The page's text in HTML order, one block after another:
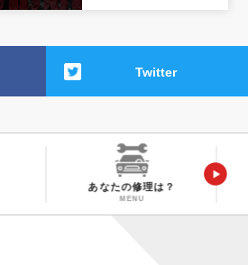
Twitter
あなたの修理は？
MENU